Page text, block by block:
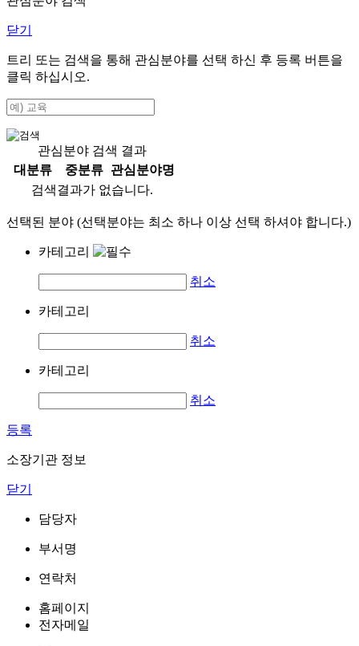
닫기
트리 또는 검색을 통해 관심분야를 선택 하신 후 등록 버튼을
클릭 하십시오.
관심분야 검색 결과
대분류
중분류
관심분야명
검색결과가 없습니다.
선택된 분야 (선택분야는 최소 하나 이상 선택 하셔야 합니다.)
카테고리
취소
카테고리
취소
카테고리
취소
등록
소장기관 정보
닫기
담당자
부서명
연락처
홈페이지
전자메일